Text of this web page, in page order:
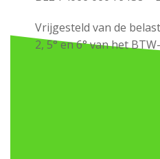
Vrijgesteld van de
2, 5° en 6° van het